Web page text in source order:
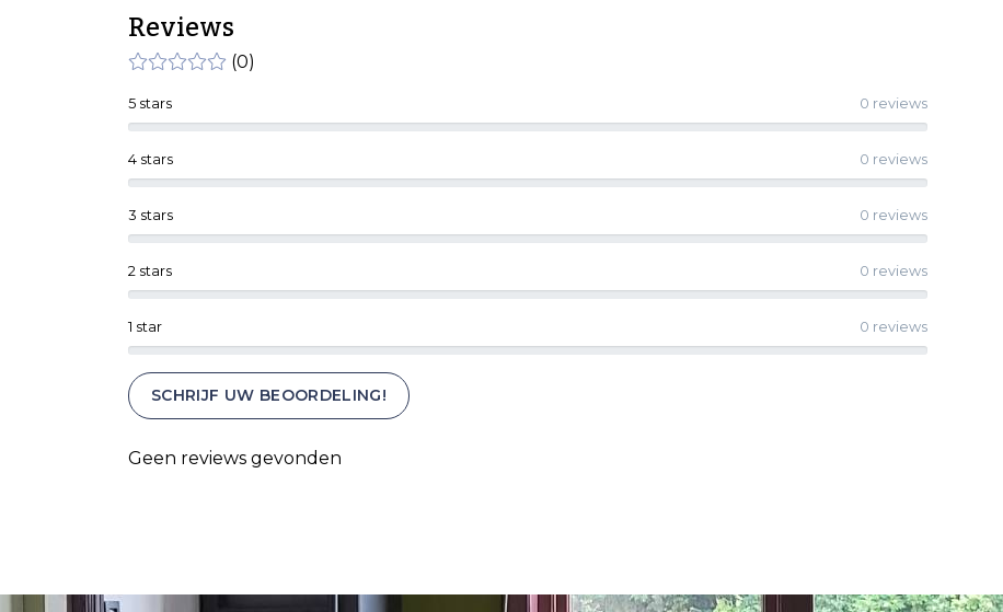
Reviews
(0)
1 star 0 reviews
2 stars 0 reviews
3 stars 0 reviews
4 stars 0 reviews
5 stars 0 reviews
SCHRIJF UW BEOORDELING!
Geen reviews gevonden